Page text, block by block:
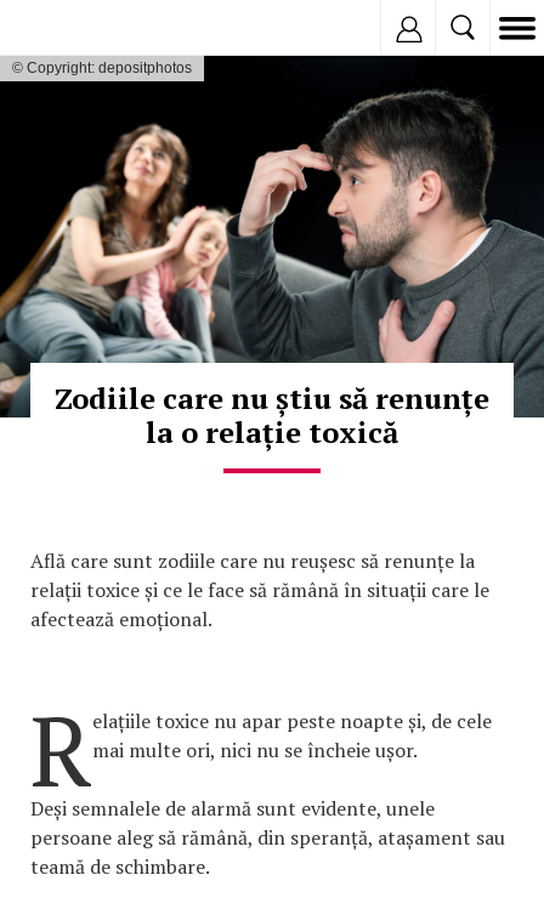
© Copyright: depositphotos
Zodiile care nu știu să renunțe
la o relație toxică
Află care sunt zodiile care nu reușesc să renunțe la
relații toxice și ce le face să rămână în situații care le
afectează emoțional.
Relațiile toxice nu apar peste noapte și, de cele
mai multe ori, nici nu se încheie ușor.
Deși semnalele de alarmă sunt evidente, unele
persoane aleg să rămână, din speranță, atașament sau
teamă de schimbare.